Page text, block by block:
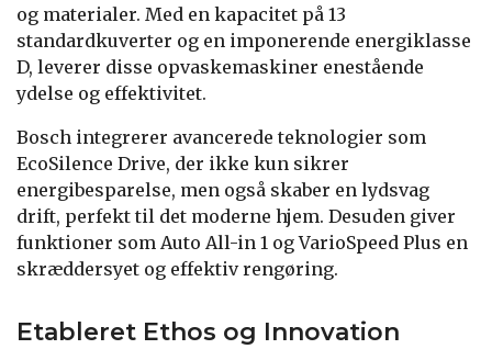
og materialer. Med en kapacitet på 13
standardkuverter og en imponerende energiklasse
D, leverer disse opvaskemaskiner enestående
ydelse og effektivitet.
Bosch integrerer avancerede teknologier som
EcoSilence Drive, der ikke kun sikrer
energibesparelse, men også skaber en lydsvag
drift, perfekt til det moderne hjem. Desuden giver
funktioner som Auto All-in 1 og VarioSpeed Plus en
skræddersyet og effektiv rengøring.
Etableret Ethos og Innovation